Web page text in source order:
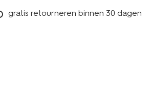
gratis retourneren binnen 30 dagen